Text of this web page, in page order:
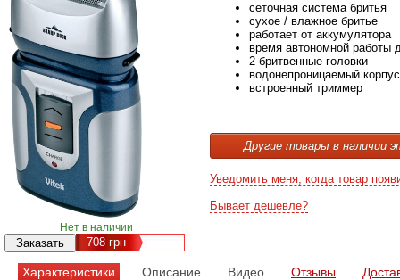
Нет в наличии
708грн
сеточная система бритья
сухое / влажное бритье
работает от аккумулятора
время автономной работы
2 бритвенные головки
водонепроницаемый корпус
встроенный триммер
Другие товары в наличии
Уведомить меня, когда товар
Бывает дешевле?
Характеристики Описание Видео Отзывы